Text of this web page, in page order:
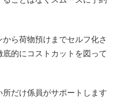
ら荷物預けまでセルフ化さ
的にコストカットを図って
だけ係員がサポートします